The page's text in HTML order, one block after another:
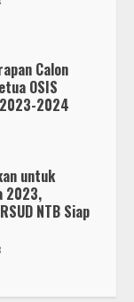
Calon
OSIS
2024
untuk
2023,
NTB Siap